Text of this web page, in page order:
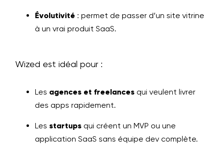
Évolutivité : permet de passer d’un site vitrine
à un vrai produit SaaS.
Wized est idéal pour :
Les agences et freelances qui veulent livrer
des apps rapidement.
Les startups qui créent un MVP ou une
application SaaS sans équipe dev complète.